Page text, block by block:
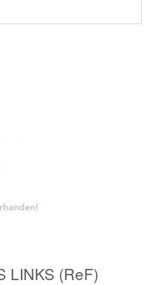
LINKS (ReF)